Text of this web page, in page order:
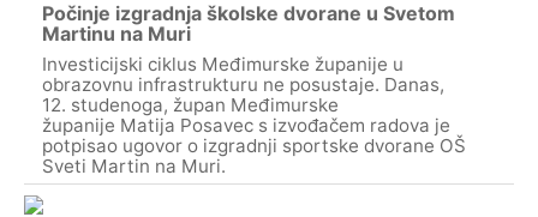
Počinje izgradnja školske dvorane u Svetom
Martinu na Muri
Investicijski ciklus Međimurske županije u
obrazovnu infrastrukturu ne posustaje. Danas,
12. studenoga, župan Međimurske
županije Matija Posavec s izvođačem radova je
potpisao ugovor o izgradnji sportske dvorane OŠ
Sveti Martin na Muri.